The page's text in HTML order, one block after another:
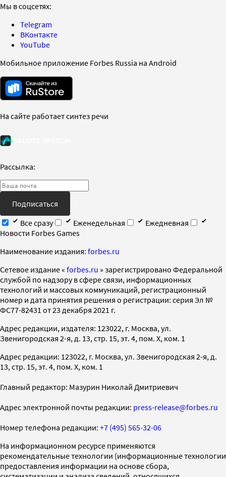
Мы в соцсетях:
Telegram
ВКонтакте
YouTube
Мобильное приложение Forbes Russia на Android
На сайте работает синтез речи
Рассылка:
Подписаться
Все сразу
Еженедельная
Ежедневная
Новости Forbes Games
Наименование издания: forbes.ru
Cетевое издание « forbes.ru » зарегистрировано Федеральной
службой по надзору в сфере связи, информационных
технологий и массовых коммуникаций, регистрационный
номер и дата принятия решения о регистрации: серия Эл №
ФС77-82431 от 23 декабря 2021 г.
Адрес редакции, издателя: 123022, г. Москва, ул.
Звенигородская 2-я, д. 13, стр. 15, эт. 4, пом. X, ком. 1
Адрес редакции: 123022, г. Москва, ул. Звенигородская 2-я, д.
13, стр. 15, эт. 4, пом. X, ком. 1
Главный редактор: Мазурин Николай Дмитриевич
Адрес электронной почты редакции: press-release@forbes.ru
Номер телефона редакции: +7 (495) 565-32-06
На информационном ресурсе применяются
рекомендательные технологии (информационные технологии
предоставления информации на основе сбора,